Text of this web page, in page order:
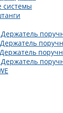
системы